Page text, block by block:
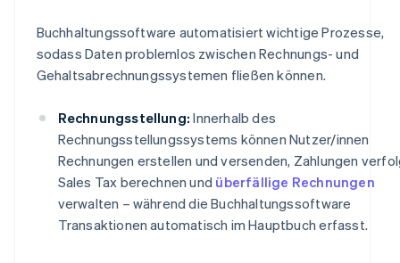
Buchhaltungssoftware automatisiert wichtige Prozesse,
sodass Daten problemlos zwischen Rechnungs- und
Gehaltsabrechnungssystemen fließen können.
Rechnungsstellung: Innerhalb des
Rechnungsstellungssystems können Nutzer/innen
Rechnungen erstellen und versenden, Zahlungen
Sales Tax berechnen und überfällige Rechnungen
verwalten – während die Buchhaltungssoftware
Transaktionen automatisch im Hauptbuch erfasst.